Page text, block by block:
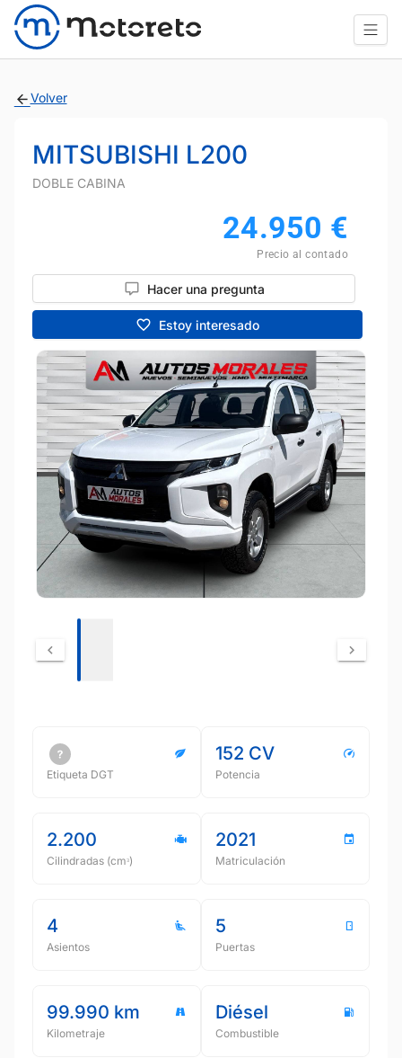
Volver
MITSUBISHI L200
DOBLE CABINA
24.950 €
Precio al contado
Hacer una pregunta
Estoy interesado
Etiqueta DGT
152 CV
Potencia
2.200
Cilindradas (cmᵌ)
2021
Matriculación
4
Asientos
5
Puertas
99.990 km
Kilometraje
Diésel
Combustible